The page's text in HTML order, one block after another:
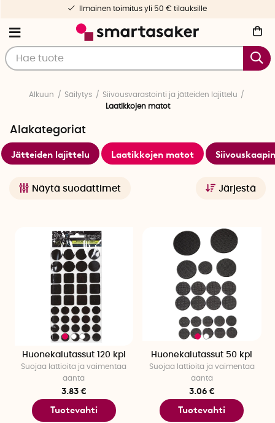
Ilmainen toimitus yli 50 € tilauksille
Alkuun Säilytys
Siivousvarastointi ja jätteiden lajittelu
Laatikkojen matot
Näytä suodattimet Järjestä
Alakategoriat
Jätteiden lajittelu Laatikkojen matot
Huonekalutassut 120 kpl
Suojaa lattioita ja vaimentaa
ääntä
3.83 €
Tuotevahti
Huonekalutassut 50 kpl
Suojaa lattioita ja vaimentaa
ääntä
3.06 €
Tuotevahti